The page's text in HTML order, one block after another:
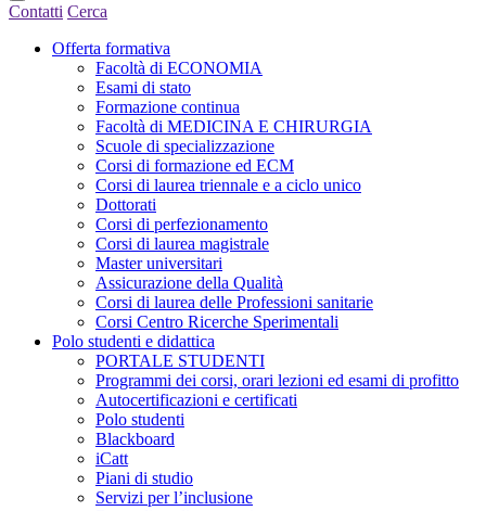
Contatti Cerca
Offerta formativa
Facoltà di ECONOMIA
Esami di stato
Formazione continua
Facoltà di MEDICINA E CHIRURGIA
Scuole di specializzazione
Corsi di formazione ed ECM
Corsi di laurea triennale e a ciclo unico
Dottorati
Corsi di perfezionamento
Corsi di laurea magistrale
Master universitari
Assicurazione della Qualità
Corsi di laurea delle Professioni sanitarie
Corsi Centro Ricerche Sperimentali
Polo studenti e didattica
PORTALE STUDENTI
Programmi dei corsi, orari lezioni ed esami di profitto
Autocertificazioni e certificati
Polo studenti
Blackboard
iCatt
Piani di studio
Servizi per l’inclusione